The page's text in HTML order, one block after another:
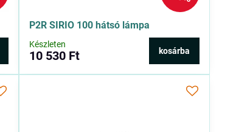
P2R SIRIO 100 hátsó lámpa
Készleten
10 530 Ft kosárba